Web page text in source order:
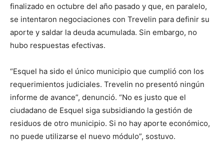
finalizado en octubre del año pasado y que, en paralelo,
se intentaron negociaciones con Trevelin para definir su
aporte y saldar la deuda acumulada. Sin embargo, no
hubo respuestas efectivas.
“Esquel ha sido el único municipio que cumplió con los
requerimientos judiciales. Trevelin no presentó ningún
informe de avance”, denunció. “No es justo que el
ciudadano de Esquel siga subsidiando la gestión de
residuos de otro municipio. Si no hay aporte económico,
no puede utilizarse el nuevo módulo”, sostuvo.